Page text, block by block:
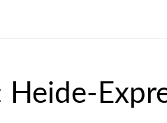
Heide-